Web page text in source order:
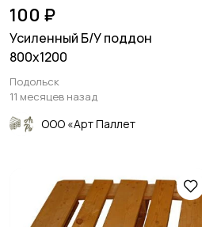
100 ₽
Усиленный Б/У поддон
800х1200
Подольск
11 месяцев назад
ООО «Арт Паллет